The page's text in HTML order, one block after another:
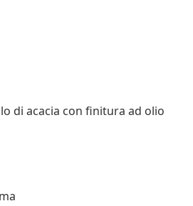
di acacia con finitura ad olio